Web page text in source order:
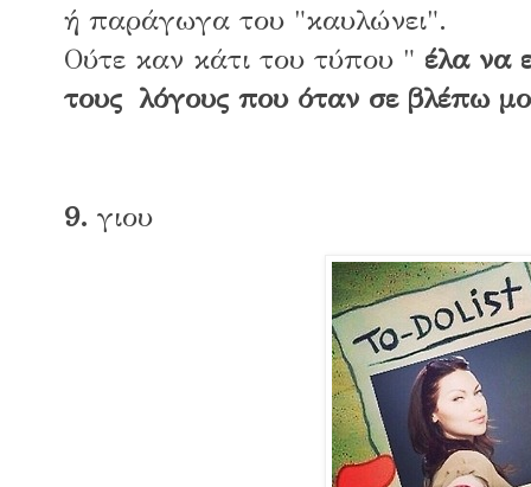
ή παράγωγα του "καυλώνει".
Ούτε καν κάτι του τύπου " έλα να
τους λόγους που όταν σε βλέπω
9. γιου